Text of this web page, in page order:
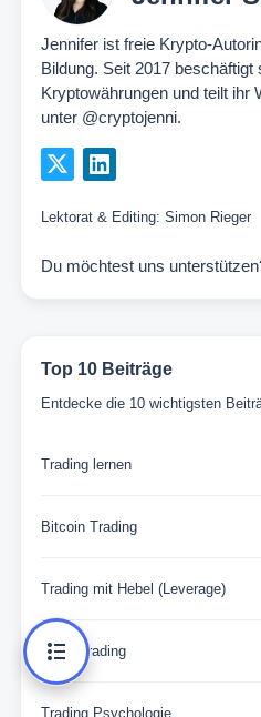
Jennifer ist freie Krypto-
Bildung. Seit 2017 beschäftigt
Kryptowährungen und teilt ihr
unter @cryptojenni.
Lektorat & Editing: Simon Rieger
Du möchtest uns
Top 10 Beiträge
Entdecke die 10 wichtigsten
Trading lernen
Bitcoin Trading
Trading mit Hebel (Leverage)
Copy Trading
Trading Psychologie